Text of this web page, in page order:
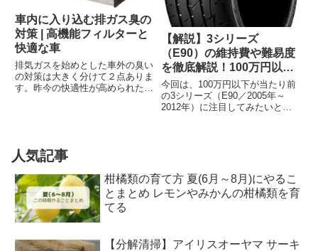
車内に入り込む排ガス臭の
対策 | 高機能フィルターと
快適な車
排気ガスを始めとした車外の臭い
の対策は大きく分けて２点ありま
す。昨今の快適性が高められた車
要...
【解説】3シリーズ
（E90）の維持費や難易度
を徹底解説！100万円以下
が当たり前の3シリーズは
買いか？
今回は、100万円以下が当たり前
の3シリーズ（E90／2005年～
2012年）に注目してみたいと思
人気記事
柑橘類の育て方 夏(6月～8月)にやるこ
とまとめ レモンやみかんの柑橘類を育
てる
【分解清掃】アイリスオーヤマ サーキ